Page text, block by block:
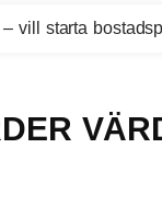
vill starta